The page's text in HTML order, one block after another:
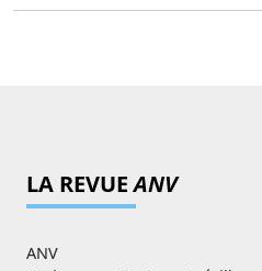
LA REVUEANV
ANV